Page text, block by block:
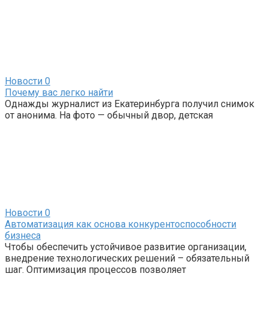
Новости 0
Почему вас легко найти
Однажды журналист из Екатеринбурга получил снимок
от анонима. На фото — обычный двор, детская
Новости 0
Автоматизация как основа конкурентоспособности
бизнеса
Чтобы обеспечить устойчивое развитие организации,
внедрение технологических решений – обязательный
шаг. Оптимизация процессов позволяет